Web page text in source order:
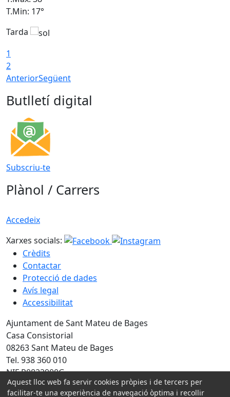
T.Min: 17°
Tarda
1
2
AnteriorSegüent
Butlletí digital
Subscriu-te
Plànol / Carrers
Accedeix
Xarxes socials:
Crèdits
Contactar
Protecció de dades
Avís legal
Accessibilitat
Ajuntament de Sant Mateu de Bages
Casa Consistorial
08263 Sant Mateu de Bages
Tel. 938 360 010
NIF P0822900G
Amb la col·laboració de:
Aquest lloc web fa servir cookies pròpies i de tercers per
facilitar-te una experiència de navegació òptima i recollir